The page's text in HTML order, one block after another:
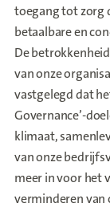
toegang tot zorg
betaalbare en
De
van onze
vastgelegd dat
Governance’-
klimaat,
van onze
meer in voor het
verminderen van